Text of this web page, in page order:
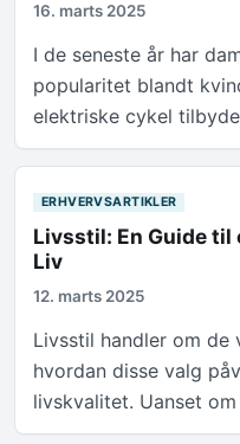
16. marts 2025
I de seneste år har
popularitet blandt
elektriske cykel
ERHVERVSARTIKLER
Livsstil: En Guide til
Liv
12. marts 2025
Livsstil handler om
hvordan disse valg
livskvalitet. Uanset